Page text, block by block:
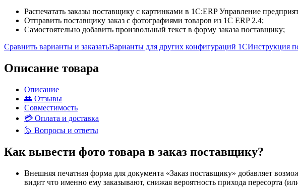
Распечатать заказы поставщику с картинками в 1С:ERP Управление
Отправить поставщику заказ с фотографиями товаров из 1С ERP 2.4;
Самостоятельно добавить произвольный текст в форму заказа поставщику;
Сравнить варианты и заказатьВарианты для других конфигураций 1СИнструкция
Описание товара
Описание
👥 Отзывы
Совместимость
💳 Оплата и доставка
🙋 Вопросы и ответы
Как вывести фото товара в заказ поставщику?
Внешняя печатная форма для документа «Заказ поставщику» добавляет
видит что именно ему заказывают, снижая вероятность прихода пересорта